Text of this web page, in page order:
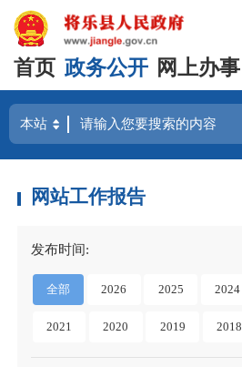
首页 政务公开 网上办事
网站工作报告
发布时间:
全部 2026 2025 2024
2021 2020 2019 2018